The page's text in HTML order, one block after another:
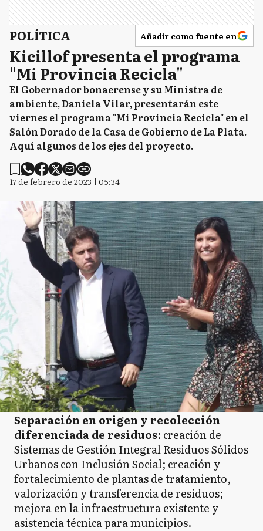
POLÍTICA Añadir como fuente en
Kicillof presenta el programa
"Mi Provincia Recicla"
El Gobernador bonaerense y su Ministra de
ambiente, Daniela Vilar, presentarán este
viernes el programa "Mi Provincia Recicla" en el
Salón Dorado de la Casa de Gobierno de La Plata.
Aquí algunos de los ejes del proyecto.
17 de febrero de 2023 | 05:34
Separación en origen y recolección
diferenciada de residuos: creación de
Sistemas de Gestión Integral Residuos Sólidos
Urbanos con Inclusión Social; creación y
fortalecimiento de plantas de tratamiento,
valorización y transferencia de residuos;
mejora en la infraestructura existente y
asistencia técnica para municipios.